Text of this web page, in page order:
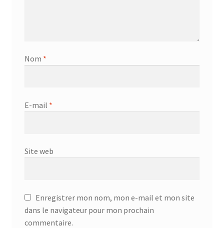
Nom *
E-mail *
Site web
Enregistrer mon nom, mon e-mail et mon site
dans le navigateur pour mon prochain
commentaire.